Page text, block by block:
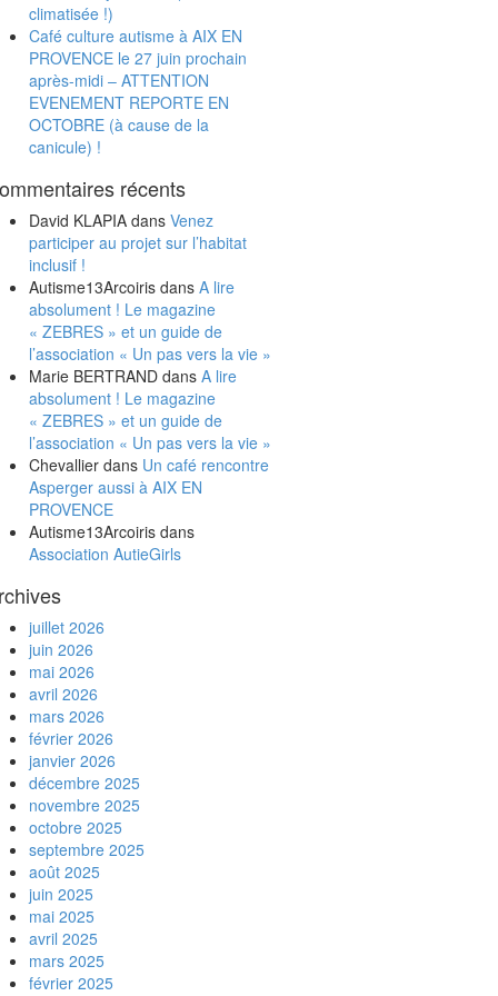
climatisée !)
Café culture autisme à AIX EN
PROVENCE le 27 juin prochain
après-midi – ATTENTION
EVENEMENT REPORTE EN
OCTOBRE (à cause de la
canicule) !
récents
David KLAPIA dans Venez
participer au projet sur l’habitat
inclusif !
Autisme13Arcoiris dans A lire
absolument ! Le magazine
« ZEBRES » et un guide de
l’association « Un pas vers la vie »
Marie BERTRAND dans A lire
absolument ! Le magazine
« ZEBRES » et un guide de
l’association « Un pas vers la vie »
Chevallier dans Un café rencontre
Asperger aussi à AIX EN
PROVENCE
Autisme13Arcoiris dans
Association AutieGirls
juillet 2026
juin 2026
mai 2026
avril 2026
mars 2026
février 2026
janvier 2026
décembre 2025
novembre 2025
octobre 2025
septembre 2025
août 2025
juin 2025
mai 2025
avril 2025
mars 2025
février 2025